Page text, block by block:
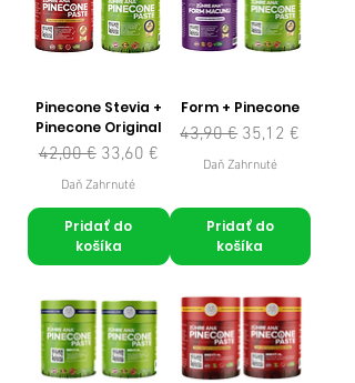
Pinecone Stevia +
Pinecone Original
Normálna cena
42,00 € Zľavnená cena
33,60 €
Daň Zahrnuté
Pridať do
košíka
Form + Pinecone
Normálna cena
43,90 € Zľavnená cena
35,12 €
Daň Zahrnuté
Pridať do
košíka